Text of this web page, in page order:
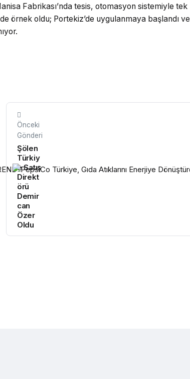
Fabrikası’nda tesis, otomasyon sistemiyle tek
örnek oldu; Portekiz’de uygulanmaya başlandı ve
Önceki
Gönderi
Şölen
Türkiy
e Satış
Direkt
örü
Demir
can
Özer
Oldu